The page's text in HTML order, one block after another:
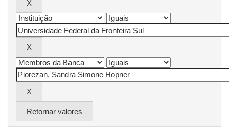
Retornar valores